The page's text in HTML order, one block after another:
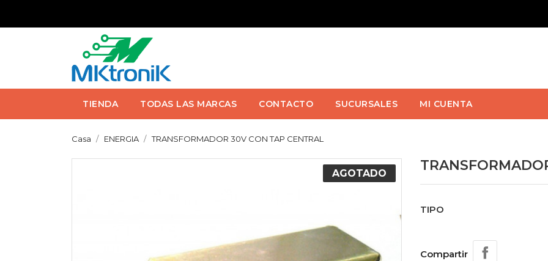
TIENDA TODAS LAS MARCAS CONTACTO SUCURSALES MI CUENTA
Casa ENERGIA TRANSFORMADOR 30V CON TAP CENTRAL
AGOTADO
TIPO
Compartir